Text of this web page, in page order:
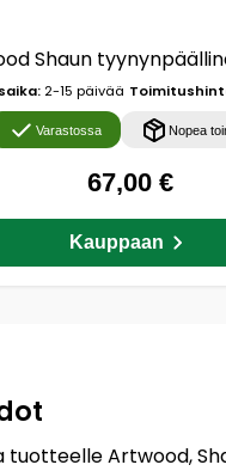
Shaun
2-15 päivää
Varastossa Nopea
67,00 €
Kauppaan
tuotteelle Artwood,